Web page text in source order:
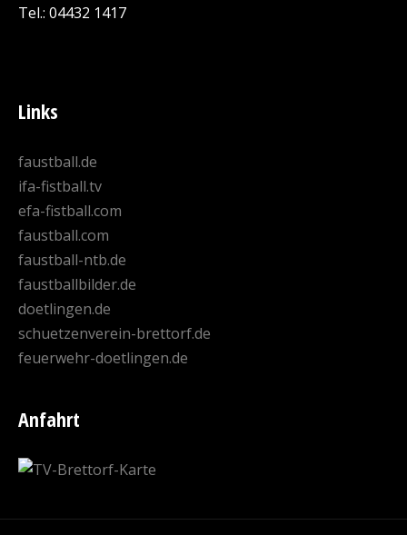
Tel.: 04432 1417
Links
faustball.de
ifa-fistball.tv
efa-fistball.com
faustball.com
faustball-ntb.de
faustballbilder.de
doetlingen.de
schuetzenverein-brettorf.de
feuerwehr-doetlingen.de
Anfahrt